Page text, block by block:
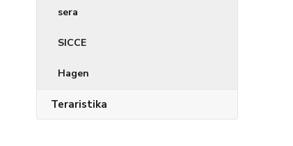
sera
SICCE
Hagen
Teraristika